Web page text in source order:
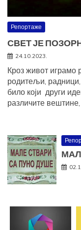
Репортаже
СВЕТ ЈЕ
24.10.2023.
Кроз живот играмо
родитељи,
било који други
различите